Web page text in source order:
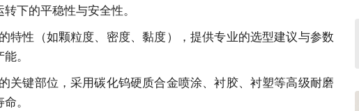
下的平稳性与安全性。
特性（如颗粒度、密度、黏度），提供专业的选型建议与参数
。
关键部位，采用碳化钨硬质合金喷涂、衬胶、衬塑等高级耐磨
。